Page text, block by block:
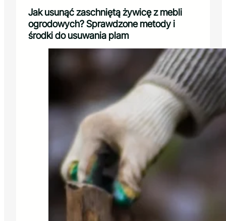
Jak usunąć zaschniętą żywicę z mebli
ogrodowych? Sprawdzone metody i
środki do usuwania plam